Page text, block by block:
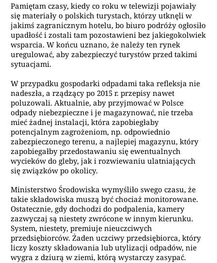
Pamiętam czasy, kiedy co roku w telewizji pojawiały
się materiały o polskich turystach, którzy utknęli w
jakimś zagranicznym hotelu, bo biuro podróży ogłosiło
upadłość i zostalitam pozostawieni bez jakiegokolwiek
wsparcia. W końcu uznano, że należy ten rynek
uregulować, aby zabezpieczyć turystów przed takimi
sytuacjami.
W przypadku gospodarki odpadami taka refleksja nie
nadeszła, a rządzący po 2015 r. przepisy nawet
poluzowali. Aktualnie, aby przyjmować w Polsce
odpady niebezpieczne i je magazynować, nie trzeba
mieć żadnej instalacji, która zapobiegłaby
potencjalnym zagrożeniom, np. odpowiednio
zabezpieczonego terenu, a najlepiej magazynu, który
zapobiegałby przedostawaniu się ewentualnych
wycieków do gleby, jak i rozwiewaniu ulatniających
się związków po okolicy.
Ministerstwo Środowiska wymyśliło swego czasu, że
takie składowiska muszą być chociaż monitorowane.
Ostatecznie, gdy dochodzi do podpalenia, kamery
zazwyczaj są niestety zwrócone w innym kierunku.
System, niestety, premiuje nieuczciwych
przedsiębiorców. Żaden uczciwy przedsiębiorca, który
liczy koszty składowania lub utylizacji odpadów, nie
wygra z dziurą w ziemi, którą wystarczy zasypać.